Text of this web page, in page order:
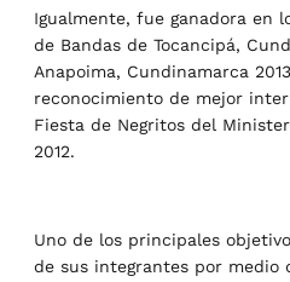
Igualmente, fue ganadora en
de Bandas de Tocancipá,
Anapoima, Cundinamarca
reconocimiento de mejor
Fiesta de Negritos del
2012.
Uno de los principales
de sus integrantes por medio